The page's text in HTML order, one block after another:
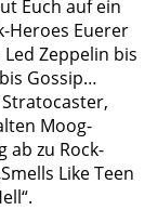
Euch auf ein
Heroes Euerer
Zeppelin bis
Gossip…
Moog-
ab zu Rock-
Like Teen